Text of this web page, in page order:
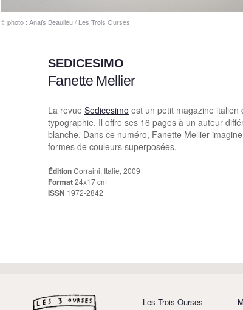
© photo : Anaïs Beaulieu / Les Trois Ourses
SEDICESIMO
Fanette Mellier
La revue Sedicesimo est un petit magazine
typographie. Il offre ses 16 pages à un auteur
blanche. Dans ce numéro, Fanette Mellier
formes de couleurs superposées.
ÉditionCorraini, Italie, 2009
Format24x17 cm
ISSN 1972-2842
Les Trois Ourses